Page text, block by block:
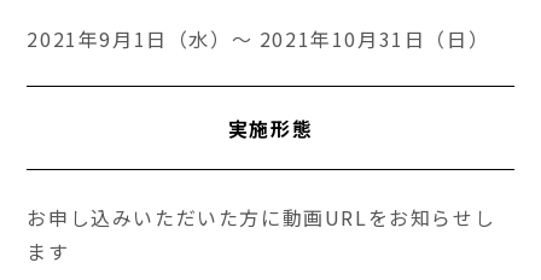
2021年9月1日（水）～ 2021年10月31日（日）
実施形態
お申し込みいただいた方に動画URLをお知らせし
ます